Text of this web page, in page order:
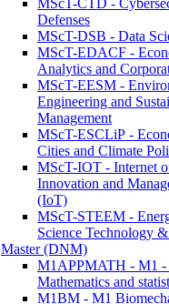
MScT-CTD -
Defenses
MScT-DSB - Data
MScT-EDACF -
Analytics and
MScT-EESM -
Engineering and
Management
MScT-ESCLiP -
Cities and Climate
MScT-IOT - Internet
Innovation and
(IoT)
MScT-STEEM -
Science Technology
Master (DNM)
M1APPMATH - M1 -
Mathematics and
M1BM - M1